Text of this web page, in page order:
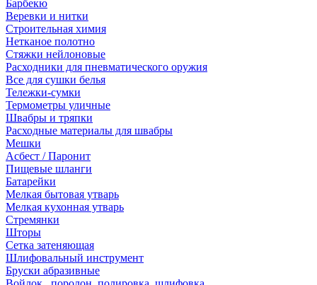
Барбекю
Веревки и нитки
Строительная химия
Нетканое полотно
Стяжки нейлоновые
Расходники для пневматического оружия
Все для сушки белья
Тележки-сумки
Термометры уличные
Швабры и тряпки
Расходные материалы для швабры
Мешки
Асбест / Паронит
Пищевые шланги
Батарейки
Мелкая бытовая утварь
Мелкая кухонная утварь
Стремянки
Шторы
Сетка затеняющая
Шлифовальный инструмент
Бруски абразивные